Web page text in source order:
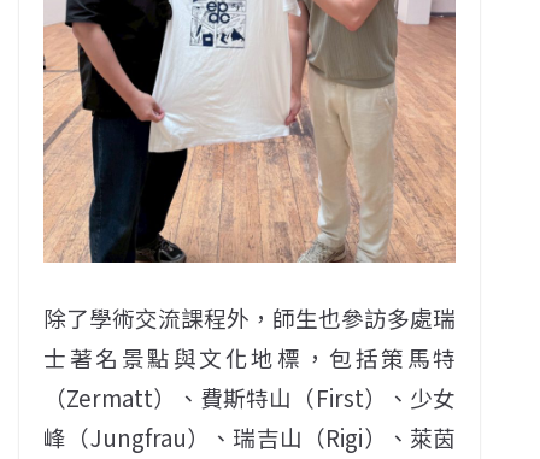
除了學術交流課程外，師生也參訪多處瑞
士著名景點與文化地標，包括策馬特
（Zermatt）、費斯特山（First）、少女
峰（Jungfrau）、瑞吉山（Rigi）、萊茵